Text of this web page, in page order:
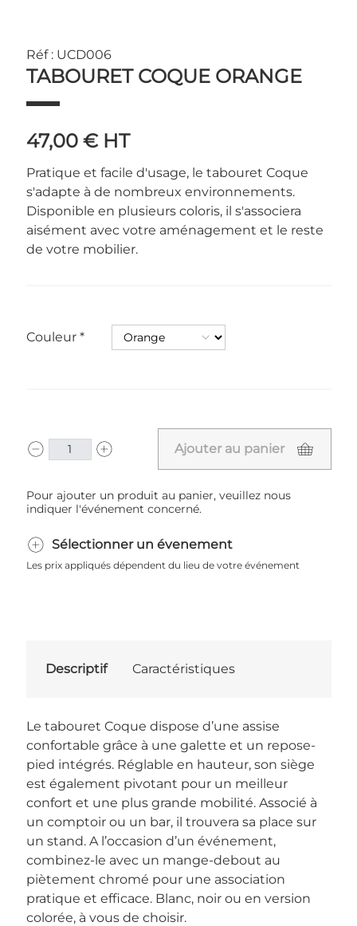
Réf : UCD006
TABOURET COQUE ORANGE
47,00 € HT
Pratique et facile d'usage, le tabouret Coque
s'adapte à de nombreux environnements.
Disponible en plusieurs coloris, il s'associera
aisément avec votre aménagement et le reste
de votre mobilier.
Couleur
Ajouter au panier
Pour ajouter un produit au panier, veuillez nous
indiquer l'événement concerné.
Sélectionner un évenement
Les prix appliqués dépendent du lieu de votre événement
Descriptif Caractéristiques
Le tabouret Coque dispose d’une assise
confortable grâce à une galette et un repose-
pied intégrés. Réglable en hauteur, son siège
est également pivotant pour un meilleur
confort et une plus grande mobilité. Associé à
un comptoir ou un bar, il trouvera sa place sur
un stand. A l’occasion d’un événement,
combinez-le avec un mange-debout au
piètement chromé pour une association
pratique et efficace. Blanc, noir ou en version
colorée, à vous de choisir.